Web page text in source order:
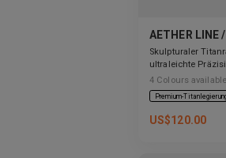
AETHER LINE
Skulpturaler
ultraleichte
4 Colours available
Premium-
US$120.00